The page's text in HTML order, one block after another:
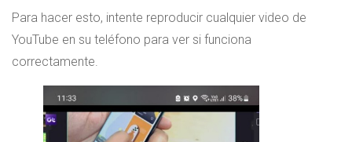
Para hacer esto, intente reproducir cualquier video de
YouTube en su teléfono para ver si funciona
correctamente.